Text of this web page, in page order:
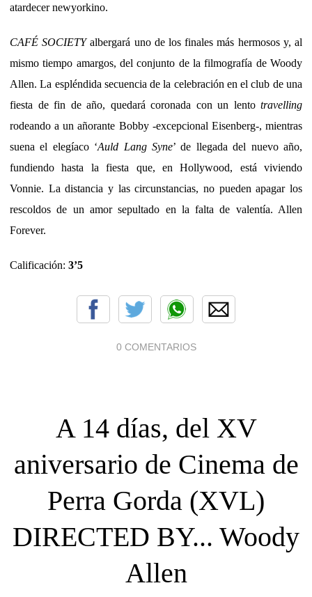
atardecer newyorkino.
CAFÉ SOCIETYalbergará uno de los finales más hermosos y, al
mismo tiempo amargos, del conjunto de la filmografía de Woody
Allen. La espléndida secuencia de la celebración en el club de una
fiesta de fin de año, quedará coronada con un lento travelling
rodeando a un añorante Bobby -excepcional Eisenberg-, mientras
suena el elegíaco ‘Auld Lang Syne’ de llegada del nuevo año,
fundiendo hasta la fiesta que, en Hollywood, está viviendo
Vonnie. La distancia y las circunstancias, no pueden apagar los
rescoldos de un amor sepultado en la falta de valentía. Allen
Forever.
Calificación: 3’5
0 COMENTARIOS
A 14 días, del XV
aniversario de Cinema de
Perra Gorda (XVL)
DIRECTED BY... Woody
Allen